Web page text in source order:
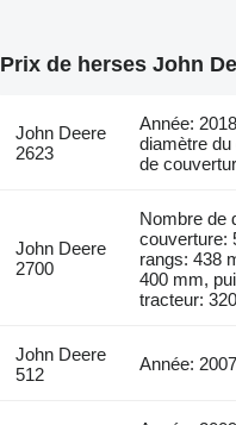
Prix de herses John
John Deere
2623
Année:
diamètre
de
John Deere
2700
Nombre de
couverture:
rangs: 438
400 mm,
tracteur:
John Deere
512
Année: 2007